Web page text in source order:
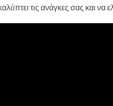
τις ανάγκες σας και να